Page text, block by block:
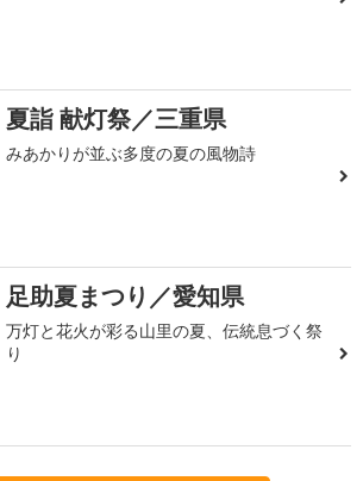
夏詣 献灯祭／三重県
みあかりが並ぶ多度の夏の風物詩
足助夏まつり／愛知県
万灯と花火が彩る山里の夏、伝統息づく祭
り